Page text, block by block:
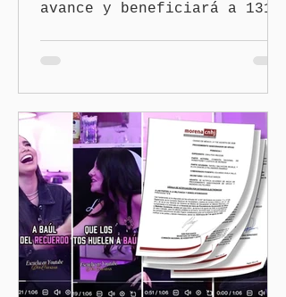
avance y beneficiará a 131
73 avenidas durante 2026,
el gobernador Alejandro
Armenta Mier supervisó la
rehabilitación de la
Avenida 105 Poniente, obra
que registra 44 por ciento
de avance y forma parte del
programa estatal para
recuperar vialidades
prioritarias, fortalecer la